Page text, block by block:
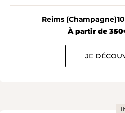
Reims (Champagne)
À partir de
JE